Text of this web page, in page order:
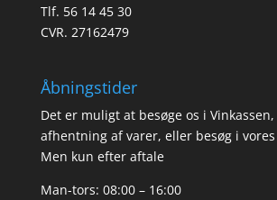
Tlf. 56 14 45 30
CVR. 27162479
Åbningstider
Det er muligt at besøge os i
afhentning af varer, eller besøg i
Men kun efter aftale
Man-tors: 08:00 – 16:00